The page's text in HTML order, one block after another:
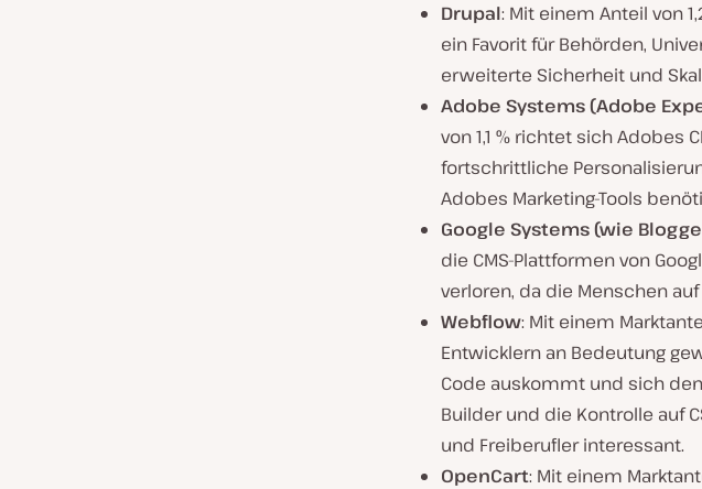
Drupal: Mit einem Anteil von
ein Favorit für Behörden,
erweiterte Sicherheit und
Adobe Systems (Adobe
von 1,1 % richtet sich Adobes
fortschrittliche
Adobes Marketing-Tools
Google Systems (wie
die CMS-Plattformen von
verloren, da die Menschen
Webflow: Mit einem
Entwicklern an Bedeutung
Code auskommt und sich
Builder und die Kontrolle auf
und Freiberufler interessant.
OpenCart: Mit einem